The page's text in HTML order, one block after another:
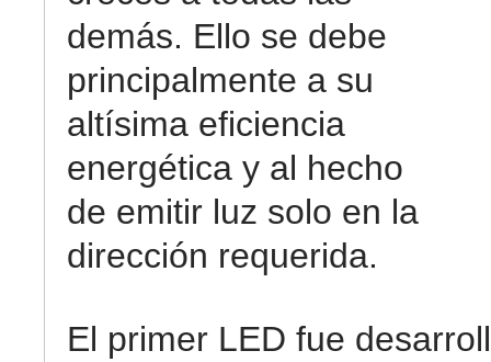
demás. Ello se debe
principalmente a su
altísima eficiencia
energética y al hecho
de emitir luz solo en la
dirección requerida.
El primer LED fue